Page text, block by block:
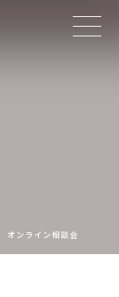
オンライン相談会